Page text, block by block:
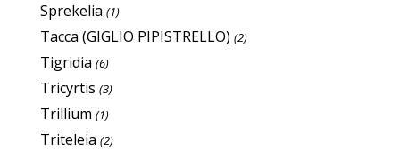
Sprekelia (1)
Tacca (GIGLIO PIPISTRELLO) (2)
Tigridia (6)
Tricyrtis (3)
Trillium (1)
Triteleia (2)